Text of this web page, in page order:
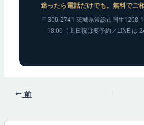
迷ったら電話だけでも。無料でご
〒300-2741 茨城県常総市国生1208-
18:00（土日祝は要予約／LINE は
前